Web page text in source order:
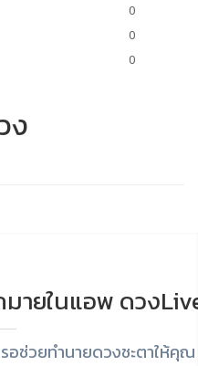
0
0
0
ง
ายในแอพ ดวง
ช่วยทำนายดวงชะตาให้คุณ